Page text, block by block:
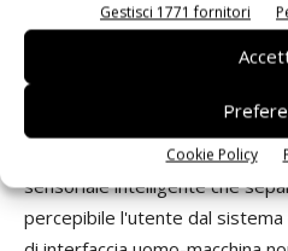
Gestisci 1771 fornitori
Cookie Policy
mappa, quando il sistema si
dell'utilizzatore la mappa
out) e viceversa quando si
Questo modo di interagire è
macchina è trasparente in
sensoriale intelligente che
percepibile l'utente dal